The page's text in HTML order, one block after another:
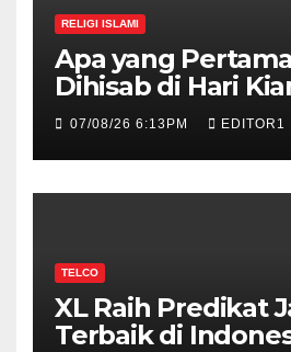
RELIGI ISLAMI
Apa yang
Dihisab di Hari
Ini Jawabannya!
07/08/26 6:13PM EDITOR1
TELCO
XL Raih Predikat
Terbaik di